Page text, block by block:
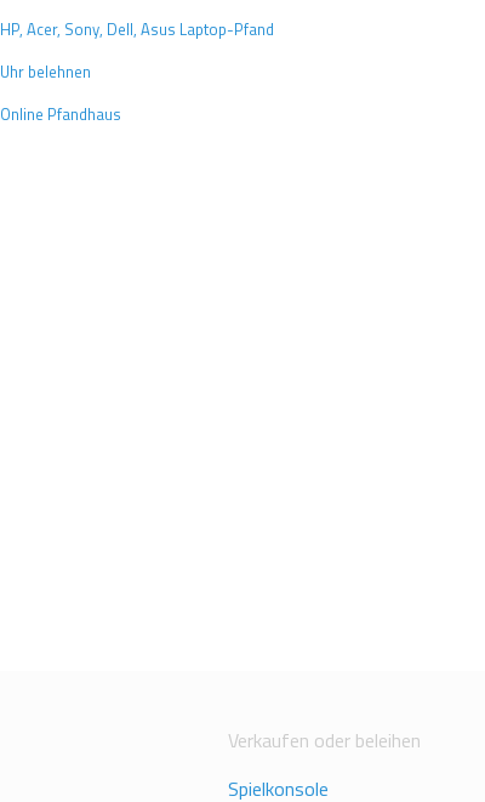
HP, Acer, Sony, Dell, Asus Laptop-Pfand
Uhr belehnen
Online Pfandhaus
Verkaufen oder beleihen
Spielkonsole